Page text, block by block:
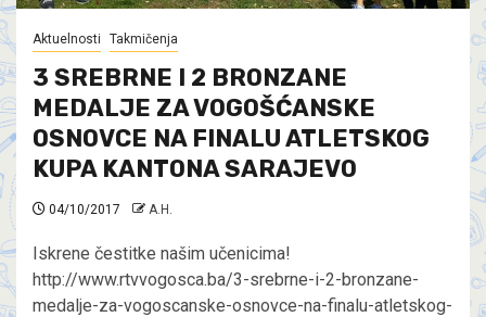
Aktuelnosti Takmičenja
3 SREBRNE I 2 BRONZANE
MEDALJE ZA VOGOŠĆANSKE
OSNOVCE NA FINALU ATLETSKOG
KUPA KANTONA SARAJEVO
04/10/2017 A.H.
Iskrene čestitke našim učenicima!
http://www.rtvvogosca.ba/3-srebrne-i-2-bronzane-
medalje-za-vogoscanske-osnovce-na-finalu-atletskog-